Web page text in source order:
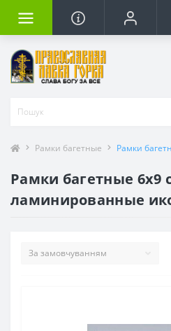
Рамки багетные Рамки
Рамки багетные 6х9
ламинированные